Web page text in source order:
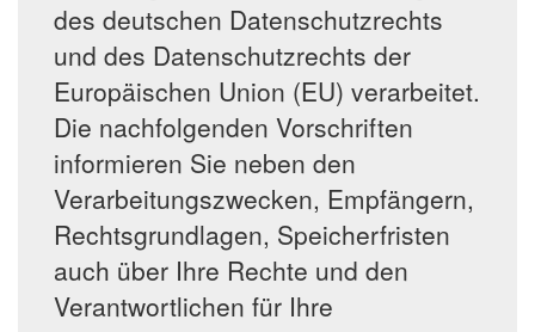
des deutschen Datenschutzrechts
und des Datenschutzrechts der
Europäischen Union (EU) verarbeitet.
Die nachfolgenden Vorschriften
informieren Sie neben den
Verarbeitungszwecken, Empfängern,
Rechtsgrundlagen, Speicherfristen
auch über Ihre Rechte und den
Verantwortlichen für Ihre